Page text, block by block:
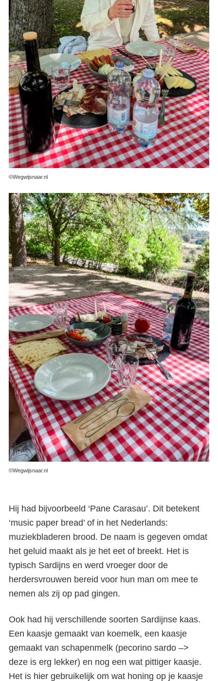
©Wegwijsnaar.nl
©Wegwijsnaar.nl
Hij had bijvoorbeeld ‘Pane Carasau’. Dit betekent
‘music paper bread’ of in het Nederlands:
muziekbladeren brood. De naam is gegeven omdat
het geluid maakt als je het eet of breekt. Het is
typisch Sardijns en werd vroeger door de
herdersvrouwen bereid voor hun man om mee te
nemen als zij op pad gingen.
Ook had hij verschillende soorten Sardijnse kaas.
Een kaasje gemaakt van koemelk, een kaasje
gemaakt van schapenmelk (pecorino sardo –>
deze is erg lekker) en nog een wat pittiger kaasje.
Het is hier gebruikelijk om wat honing op je kaasje